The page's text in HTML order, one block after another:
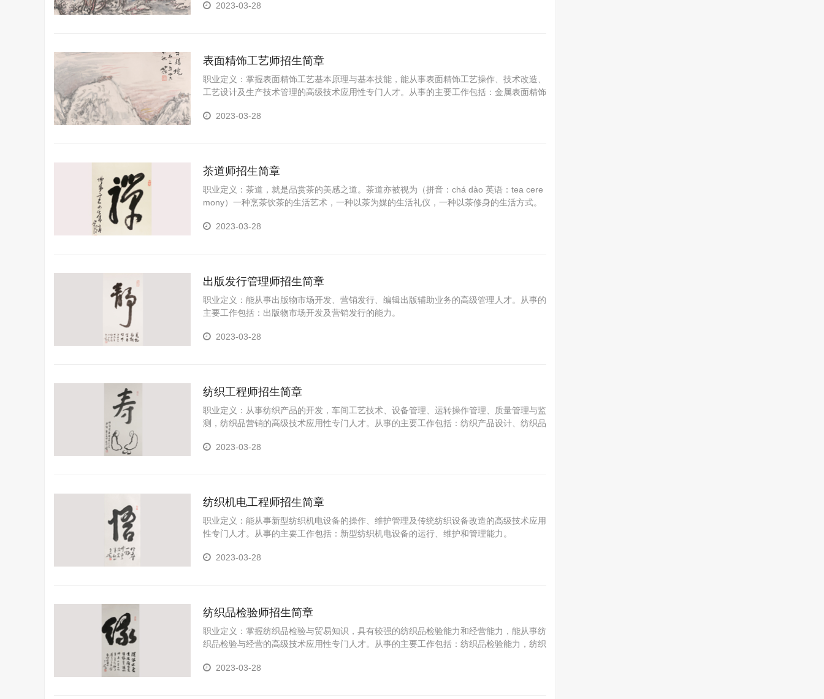
2023-03-28
表面精饰工艺师招生简章
职业定义：掌握表面精饰工艺基本原理与基本技能，能从事表面精饰工艺操作、技术改造、
工艺设计及生产技术管理的高级技术应用性专门人才。从事的主要工作包括：金属表面精饰
2023-03-28
茶道师招生简章
职业定义：茶道，就是品赏茶的美感之道。茶道亦被视为（拼音：chá dào 英语：tea cere
mony）一种烹茶饮茶的生活艺术，一种以茶为媒的生活礼仪，一种以茶修身的生活方式。
式。喝茶能静心、静神，有助于陶冶情操、去除杂念，这与提倡“清静、恬澹”的东方哲学思
2023-03-28
出版发行管理师招生简章
职业定义：能从事出版物市场开发、营销发行、编辑出版辅助业务的高级管理人才。从事的
主要工作包括：出版物市场开发及营销发行的能力。
2023-03-28
纺织工程师招生简章
职业定义：从事纺织产品的开发，车间工艺技术、设备管理、运转操作管理、质量管理与监
测，纺织品营销的高级技术应用性专门人才。从事的主要工作包括：纺织产品设计、纺织品
2023-03-28
纺织机电工程师招生简章
职业定义：能从事新型纺织机电设备的操作、维护管理及传统纺织设备改造的高级技术应用
性专门人才。从事的主要工作包括：新型纺织机电设备的运行、维护和管理能力。
2023-03-28
纺织品检验师招生简章
职业定义：掌握纺织品检验与贸易知识，具有较强的纺织品检验能力和经营能力，能从事纺
织品检验与经营的高级技术应用性专门人才。从事的主要工作包括：纺织品检验能力，纺织
2023-03-28